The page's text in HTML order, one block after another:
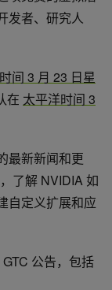
发者、研究人
间 3 月 23 日星
在 太平洋时间 3
最新新闻和更
了解 NVIDIA 如
自定义扩展和应
公告，包括